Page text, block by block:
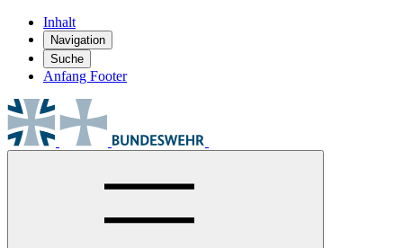
Inhalt
Navigation
Suche
Anfang Footer